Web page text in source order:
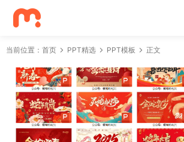
当前位置： 首页 PPT精选 PPT模板 正文